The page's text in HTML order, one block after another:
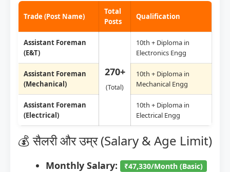
Trade (Post Name)
Total
Posts
Qualification
Assistant Foreman
(E&T)
270+
(Total)
10th + Diploma in
Electronics Engg
Assistant Foreman
(Mechanical)
10th + Diploma in
Mechanical Engg
Assistant Foreman
(Electrical)
10th + Diploma in
Electrical Engg
💰 सैलरी और उम्र (Salary & Age Limit)
Monthly Salary: ₹47,330/Month (Basic)